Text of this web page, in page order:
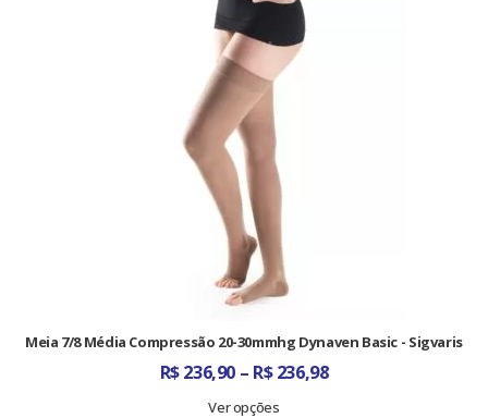
Meia 7/8 Média Compressão 20-30mmhg Dynaven Basic - Sigvaris
R$236,90 – R$236,98Faixa
Ver opções